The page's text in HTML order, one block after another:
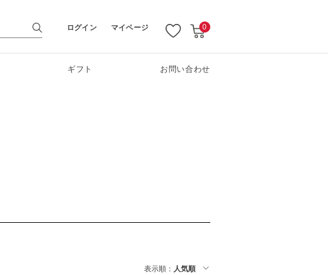
ログイン マイページ 0
ギフト お問い合わせ
表示順： 人気順